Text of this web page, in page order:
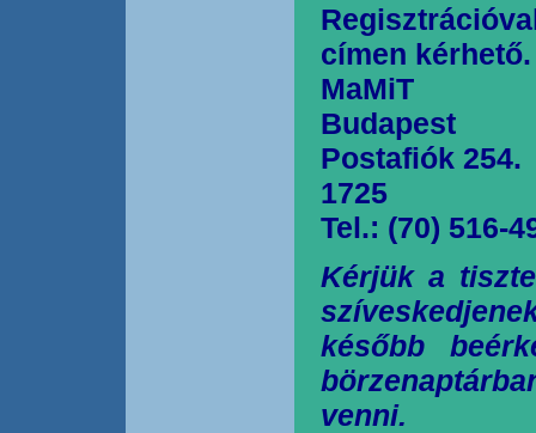
címen kérhető.
MaMiT
Budapest
Postafiók 254.
1725
Tel.: (70) 516-
Kérjük a
később
venni.